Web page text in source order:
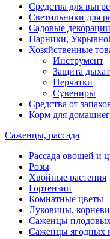
Средства для
Светильники для
Садовые декорации
Парники,
Хозяйственные
Инструмент
Защита
Перчатки
Сувениры
Средства от
Корм для
Саженцы, рассада
Рассада овощей и
Розы
Хвойные растения
Гортензии
Комнатные цветы
Луковицы,
Саженцы плодовых
Саженцы ягодных